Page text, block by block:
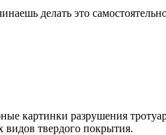
делать это
картинки разрушения
видов твердого покрытия.